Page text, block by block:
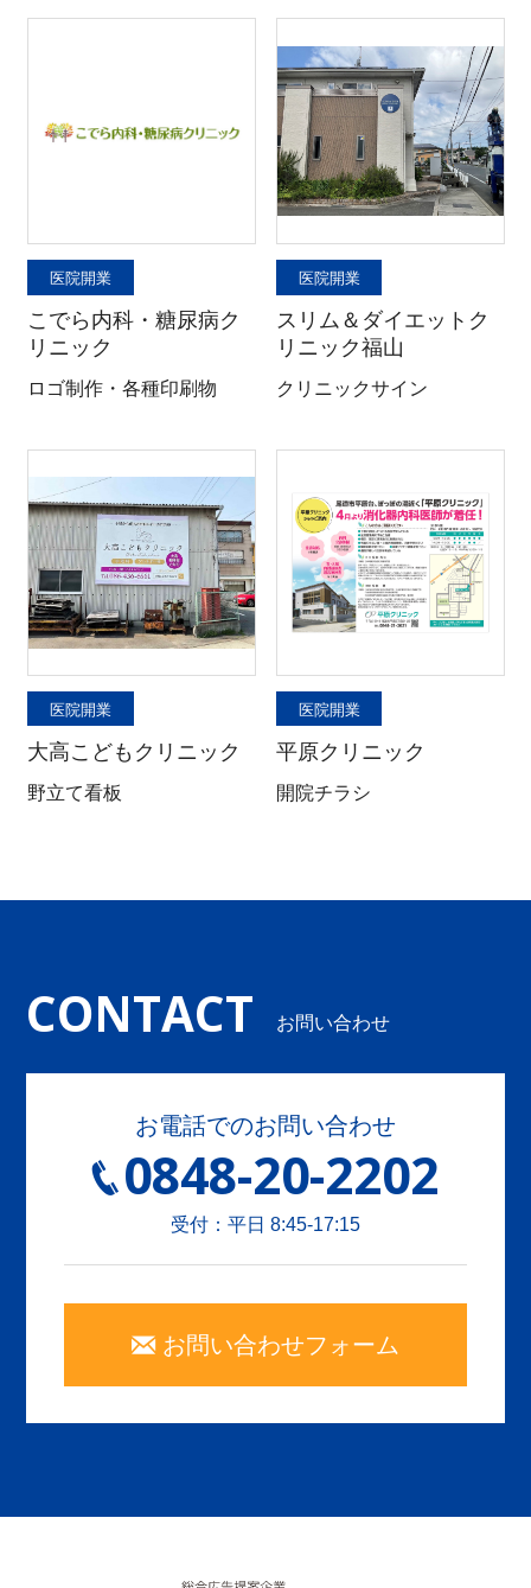
医院開業
こでら内科・糖尿病ク
リニック
ロゴ制作・各種印刷物
医院開業
スリム＆ダイエットク
リニック福山
クリニックサイン
医院開業
大高こどもクリニック
野立て看板
医院開業
平原クリニック
開院チラシ
CONTACT お問い合わせ
お電話でのお問い合わせ
0848-20-2202
受付：平日 8:45-17:15
お問い合わせフォーム